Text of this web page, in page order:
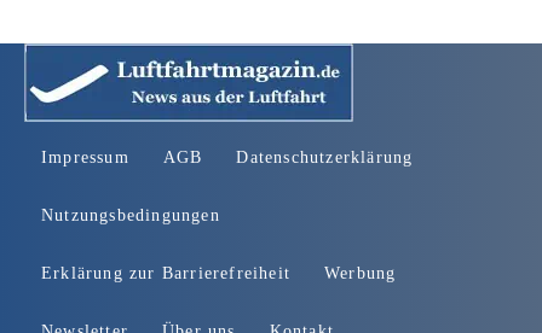
Impressum AGB Datenschutzerklärung
Nutzungsbedingungen
Erklärung zur Barrierefreiheit Werbung